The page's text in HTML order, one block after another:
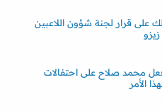
على قرار لجنة شؤون اللاعبين
محمد صلاح على احتفالات
الأمر